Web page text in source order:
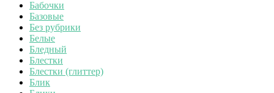
Бабочки
Базовые
Без рубрики
Белые
Бледный
Блестки
Блестки (глиттер)
Блик